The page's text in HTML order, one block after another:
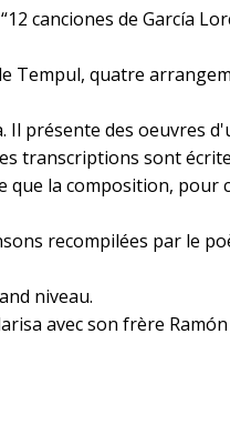
canciones de García
Tempul, quatre
présente des oeuvres
transcriptions sont
la composition, pour
recompilées par le
niveau.
avec son frère